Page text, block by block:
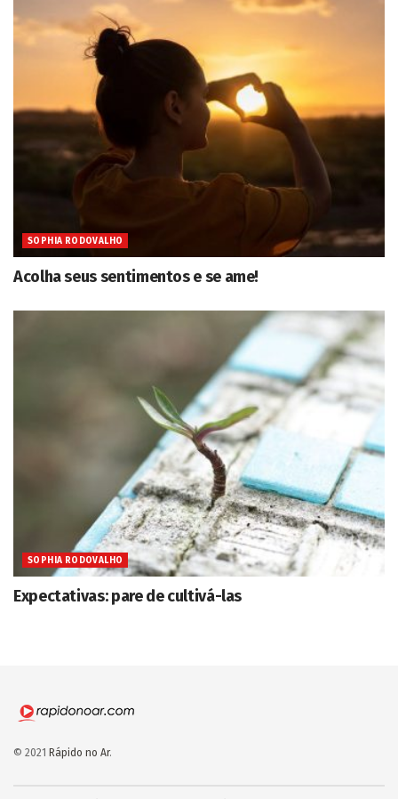
SOPHIA RODOVALHO
Acolha seus sentimentos e se ame!
SOPHIA RODOVALHO
Expectativas: pare de cultivá-las
© 2021 Rápido no Ar.